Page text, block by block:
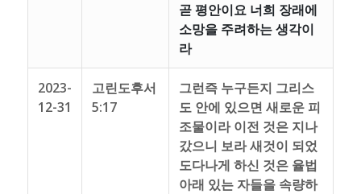
곧 평안이요 너희 장래에
소망을 주려하는 생각이
라
2023-
12-31
고린도후서
5:17
그런즉 누구든지 그리스
도 안에 있으면 새로운 피
조물이라 이전 것은 지나
갔으니 보라 새것이 되었
도다나게 하신 것은 율법
아래 있는 자들을 속량하